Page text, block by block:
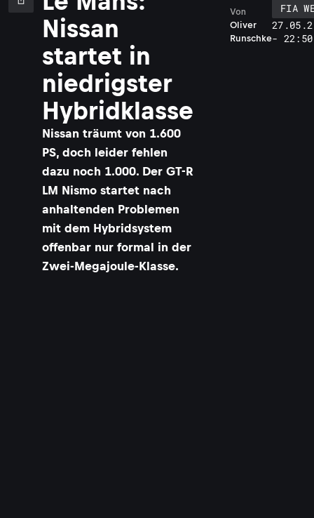
Nissan
startet in
niedrigster
Hybridklasse
Nissan träumt von 1.600
PS, doch leider fehlen
dazu noch 1.000. Der GT-R
LM Nismo startet nach
anhaltenden Problemen
mit dem Hybridsystem
offenbar nur formal in der
Zwei-Megajoule-Klasse.
Oliver
Runschke
Von
FIA
- 22:50